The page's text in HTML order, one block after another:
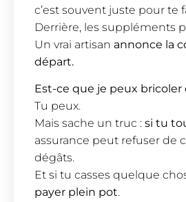
c’est souvent juste pour te
Derrière, les suppléments
Un vrai artisan annonce la
départ.
Est-ce que je peux
Tu peux.
Mais sache un truc : si tu
assurance peut refuser de
dégâts.
Et si tu casses quelque
payer plein pot.